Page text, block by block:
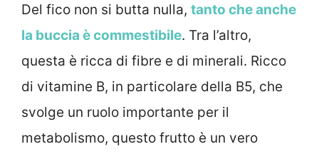
Del fico non si butta nulla, tanto che anche
la buccia è commestibile. Tra l’altro,
questa è ricca di fibre e di minerali. Ricco
di vitamine B, in particolare della B5, che
svolge un ruolo importante per il
metabolismo, questo frutto è un vero